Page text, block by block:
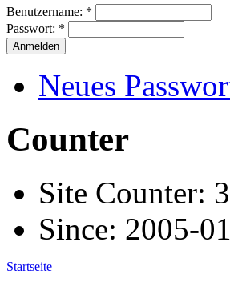
Benutzername: *
Passwort: *
Neues
Counter
Site Counter:
Since: 2005-
Startseite